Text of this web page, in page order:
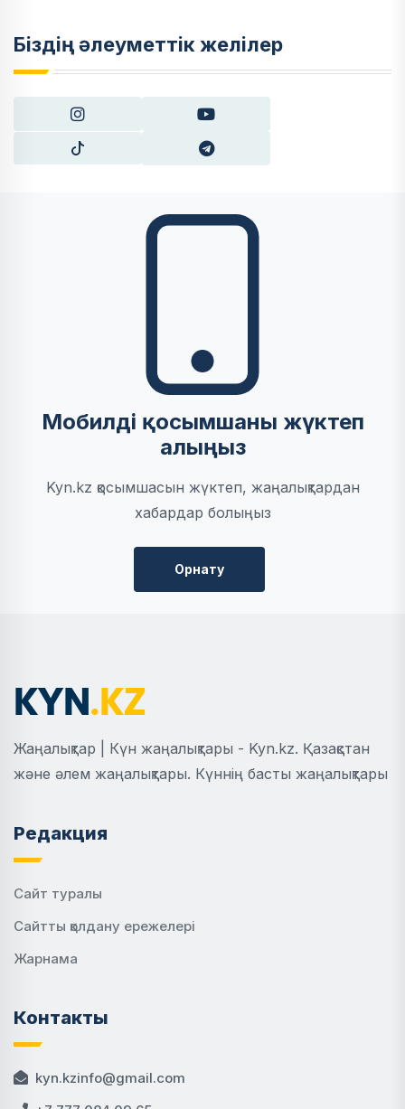
Біздің әлеуметтік желілер
Мобилді қосымшаны жүктеп
алыңыз
Kyn.kz қосымшасын жүктеп, жаңалықтардан
хабардар болыңыз
Орнату
Жаңалықтар | Күн жаңалықтары - Kyn.kz. Қазақстан
және әлем жаңалықтары. Күннің басты жаңалықтары
Редакция
Сайт туралы
Сайтты қолдану ережелері
Жарнама
Контакты
kyn.kzinfo@gmail.com